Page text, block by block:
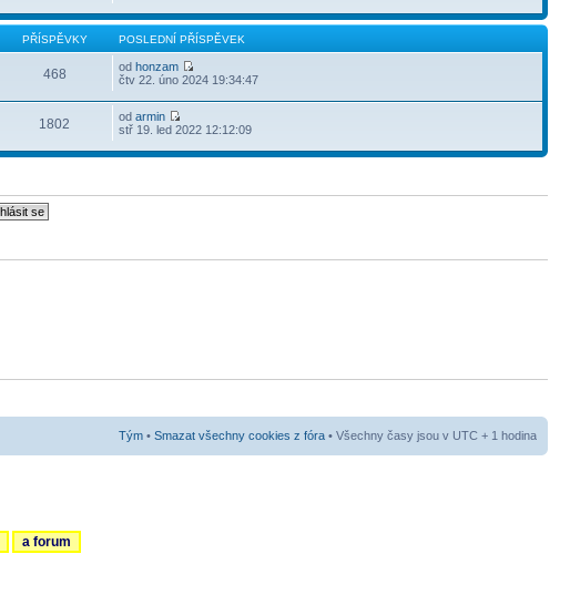
PŘÍSPĚVKY POSLEDNÍ PŘÍSPĚVEK
468 odhonzam
čtv 22. úno 2024 19:34:47
1802 odarmin
stř 19. led 2022 12:12:09
Tým • Smazat všechny cookies z fóra • Všechny časy jsou v UTC + 1 hodina
a forum